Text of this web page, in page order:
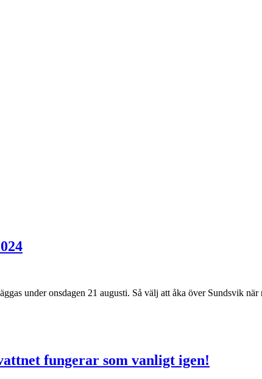
under onsdagen 21 augusti. Så välj att åka över Sundsvik
fungerar som vanligt igen!